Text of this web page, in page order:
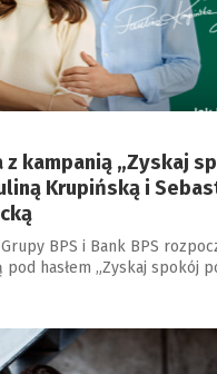
z kampanią „Zyskaj
Krupińską i
BPS i Bank BPS
hasłem „Zyskaj spokój